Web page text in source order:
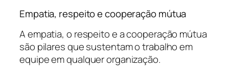
Empatia, respeito e cooperação mútua
A empatia, o respeito e a cooperação mútua
são pilares que sustentam o trabalho em
equipe em qualquer organização.